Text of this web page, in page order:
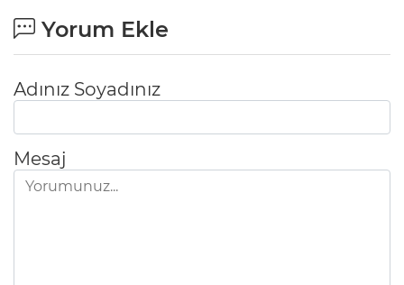
Yorum Ekle
Adınız Soyadınız
Mesaj